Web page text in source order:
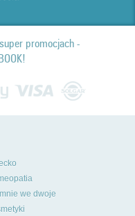
promocjach -
we dwoje